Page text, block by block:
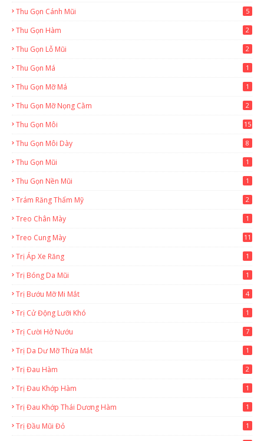
Thu Gọn Cánh Mũi 5
Thu Gọn Hàm 2
Thu Gọn Lỗ Mũi 2
Thu Gọn Má 1
Thu Gọn Mỡ Má 1
Thu Gọn Mỡ Nọng Cằm 2
Thu Gọn Môi 15
Thu Gọn Môi Dày 8
Thu Gọn Mũi 1
Thu Gọn Nền Mũi 1
Trám Răng Thẩm Mỹ 2
Treo Chân Mày 1
Treo Cung Mày 11
Trị Áp Xe Răng 1
Trị Bóng Da Mũi 1
Trị Bướu Mỡ Mi Mắt 4
Trị Cử Động Lưỡi Khó 1
Trị Cười Hở Nướu 7
Trị Da Dư Mỡ Thừa Mắt 1
Trị Đau Hàm 2
Trị Đau Khớp Hàm 1
Trị Đau Khớp Thái Dương Hàm 1
Trị Đầu Mũi Đỏ 1